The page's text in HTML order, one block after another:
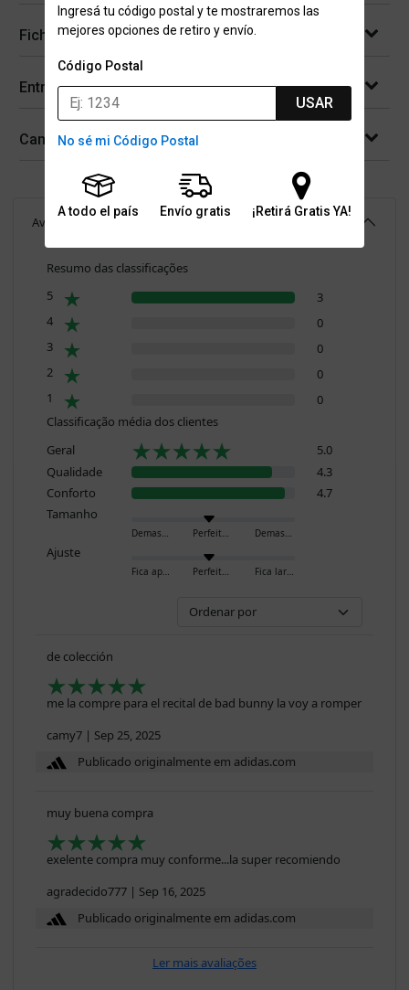
Ingresá tu código postal y te mostraremos las
mejores opciones de retiro y envío.
Código Postal
USAR
No sé mi Código Postal
A todo el país Envío gratis ¡Retirá Gratis YA!
Ficha técnica
Entregas
Cambios y devoluciones
Avaliações
Resumo das classificações
5
3
4
0
3
0
2
0
1
0
Classificação média dos clientes
Geral
5.0
Qualidade
4.3
Conforto
4.7
Tamanho
Demasiado pequeno Perfeito Demasiado grande
Ajuste
Fica apertado Perfeito Fica largo
de colección
me la compre para el recital de bad bunny la voy a romper
camy7 | Sep 25, 2025
Publicado originalmente em adidas.com
muy buena compra
exelente compra muy conforme...la super recomiendo
agradecido777 | Sep 16, 2025
Publicado originalmente em adidas.com
Ler mais avaliações